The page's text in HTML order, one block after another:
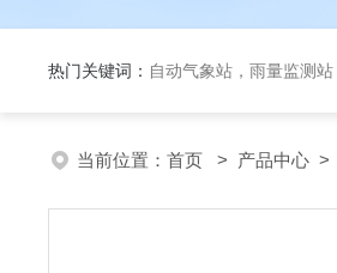
热门关键词： 自动气象站，雨量监测
当前位置： 首页 > 产品中心 >